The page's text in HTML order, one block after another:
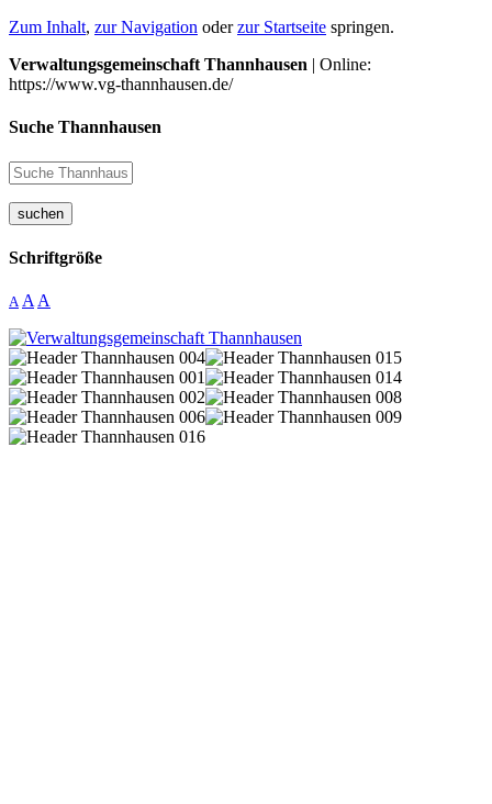
Zum Inhalt, zur Navigation oderzur Startseite springen.
Verwaltungsgemeinschaft Thannhausen | Online:
https://www.vg-thannhausen.de/
Suche Thannhausen
suchen
Schriftgröße
A A A